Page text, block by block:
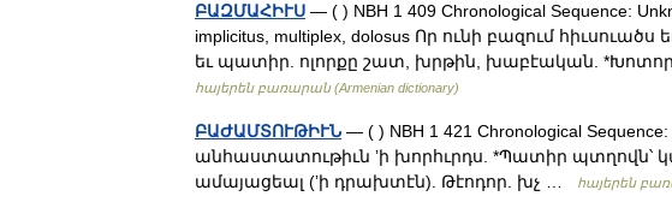
ԲԱԶՄԱՀԻՒՍ — ( ) NBH 1 409 Chronological Sequence:
implicitus, multiplex, dolosus Որ ունի բազում
եւ պատիր. ոլորքը շատ, խրթին, խաբէական.
հայերեն բառարան (Armenian dictionary)
ԲԱԺԱՄՏՈՒԹԻՒՆ — ( ) NBH 1 421 Chronological
անհաստատութիւն ʼի խորհւրդս. *Պատիր պտղովն՝
ամայացեալ (ʼի դրախտէն). Թէոդոր. խչ …
հայերեն